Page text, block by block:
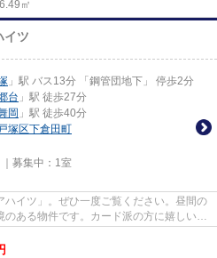
㎡
イツ
」駅 バス13分 「鋼管団地下」 停歩2分
台 」駅 徒歩27分
岡 」駅 徒歩40分
塚区下倉田町
募集中： 1室
イツ」。ぜひ一度ご覧ください。昼間の
ある物件です。カード派の方に嬉しい。